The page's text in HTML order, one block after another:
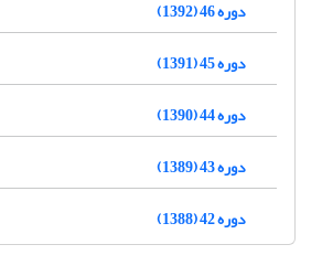
دوره 46 (1392)
دوره 45 (1391)
دوره 44 (1390)
دوره 43 (1389)
دوره 42 (1388)